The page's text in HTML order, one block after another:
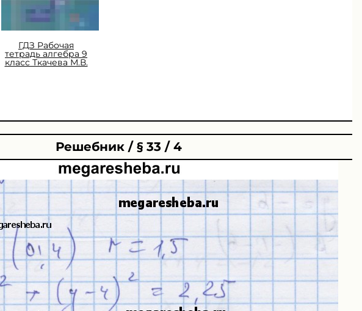
ГДЗ Рабочая
тетрадь алгебра 9
класс Ткачева М.В.
Решебник / § 33 / 4